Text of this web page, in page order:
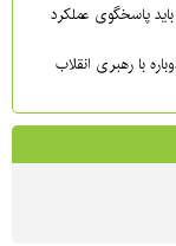
پاسخگوی عملکرد
با رهبری انقلاب